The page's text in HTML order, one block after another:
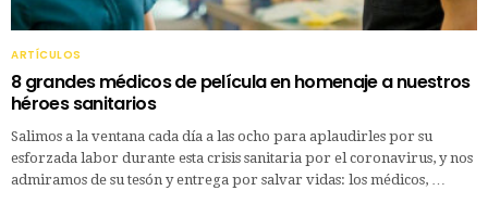
ARTÍCULOS
8 grandes médicos de película en homenaje a nuestros
héroes sanitarios
Salimos a la ventana cada día a las ocho para aplaudirles por su
esforzada labor durante esta crisis sanitaria por el coronavirus, y nos
admiramos de su tesón y entrega por salvar vidas: los médicos, …